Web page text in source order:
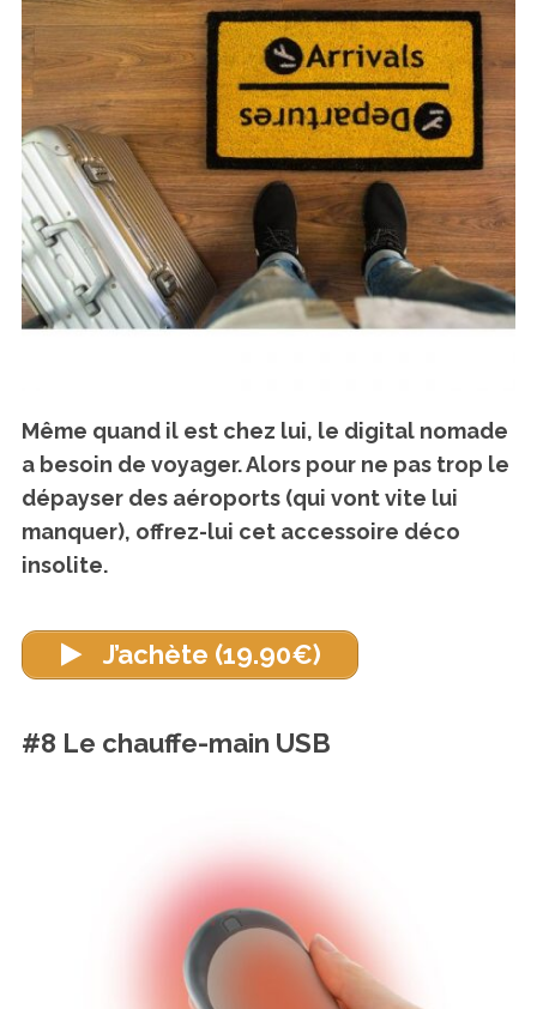
Même quand il est chez lui, le digital nomade
a besoin de voyager. Alors pour ne pas trop le
dépayser des aéroports (qui vont vite lui
manquer), offrez-lui cet accessoire déco
insolite.
J’achète (19.90€)
#8 Le chauffe-main USB